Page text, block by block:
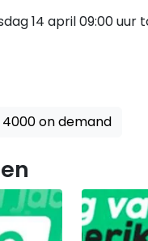
14 april 09:00 uur
on demand